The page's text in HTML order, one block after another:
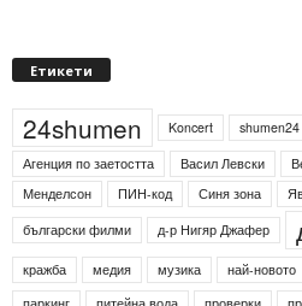
Етикети
24shumen Koncert shumen24
Агенция по заетостта
Васил Левски
Менделсон
ПИН-код Синя зона
български филми
д-р Нигяр Джафер
кражба медия музика най-новото